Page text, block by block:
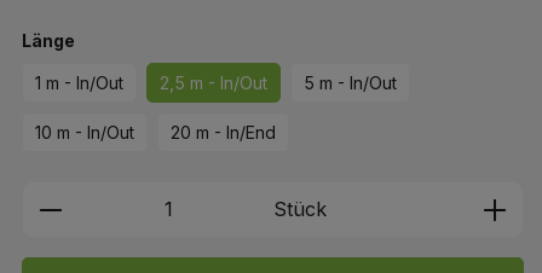
Längeauswählen
1 m - In/Out 2,5 m - In/Out 5 m - In/Out
10 m - In/Out 20 m - In/End
Produkt Anzahl: Gib den
Stück